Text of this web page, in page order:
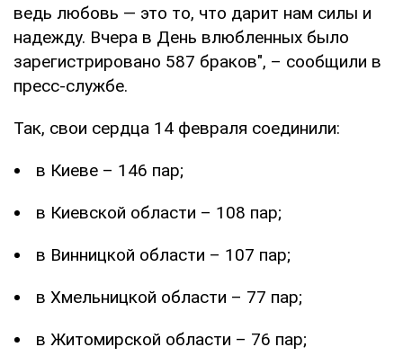
ведь любовь — это то, что дарит нам силы и
надежду. Вчера в День влюбленных было
зарегистрировано 587 браков", – сообщили в
пресс-службе.
Так, свои сердца 14 февраля соединили:
в Киеве – 146 пар;
в Киевской области – 108 пар;
в Винницкой области – 107 пар;
в Хмельницкой области – 77 пар;
в Житомирской области – 76 пар;